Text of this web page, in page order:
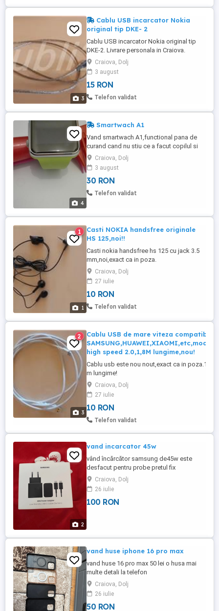
3
Cablu USB incarcator Nokia
original tip DKE- 2
Cablu USB incarcator Nokia original tip
DKE-2. Livrare personala in Craiova.
Craiova, Dolj
3 august
15 RON
Telefon validat
4
Smartwach A1
Vand smartwach A1,functional pana de
curand cand nu stiu ce a facut copilul si
nu se mai vede pe ecran(se poate
raspunde la el daca cartela nu are cod
pin),numai ca nu se mai vede...si il vand ca
defect,pentru
piese(curea,baterie,carcasa...etc) sau
Craiova, Dolj
3 august
30 RON
Telefon validat
1
1
Casti NOKIA handsfree originale
HS 125,noi!!
Casti nokia handsfree hs 125 cu jack 3.5
mm,noi,exact ca in poza.
Craiova, Dolj
27 iulie
10 RON
Telefon validat
3
2
Cablu USB de mare viteza compatibil
SAMSUNG,HUAWEI,XIAOMI,etc,model
high speed 2.0,1,8M lungime,nou!
Cablu usb este nou nout,exact ca in poza.1.8
m lungime!
Craiova, Dolj
27 iulie
10 RON
Telefon validat
2
vand incarcator 45w
vând încărcător samsung de45w este
desfacut pentru probe pretul fix
Craiova, Dolj
26 iulie
100 RON
vand huse iphone 16 pro max
vand huse 16 pro max 50 lei o husa mai
multe detali la telefon
Craiova, Dolj
26 iulie
50 RON